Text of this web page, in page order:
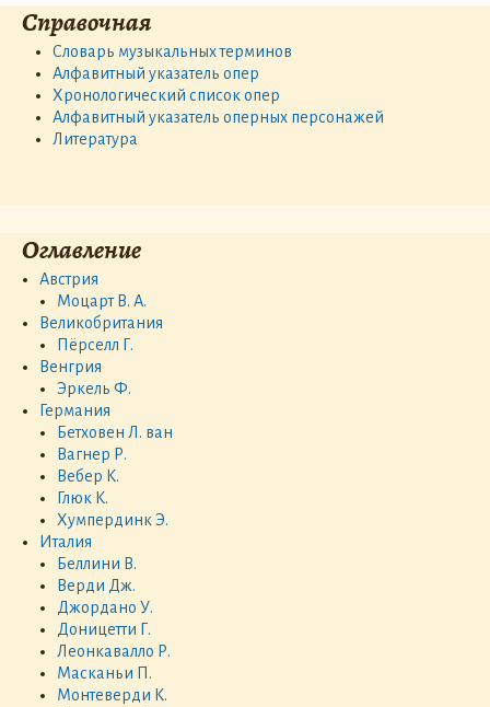
Справочная
Словарь музыкальных терминов
Алфавитный указатель опер
Хронологический список опер
Алфавитный указатель оперных персонажей
Литература
Оглавление
Австрия
Моцарт В. А.
Великобритания
Пёрселл Г.
Венгрия
Эркель Ф.
Германия
Бетховен Л. ван
Вагнер Р.
Вебер К.
Глюк К.
Хумпердинк Э.
Италия
Беллини В.
Верди Дж.
Джордано У.
Доницетти Г.
Леонкавалло Р.
Масканьи П.
Монтеверди К.